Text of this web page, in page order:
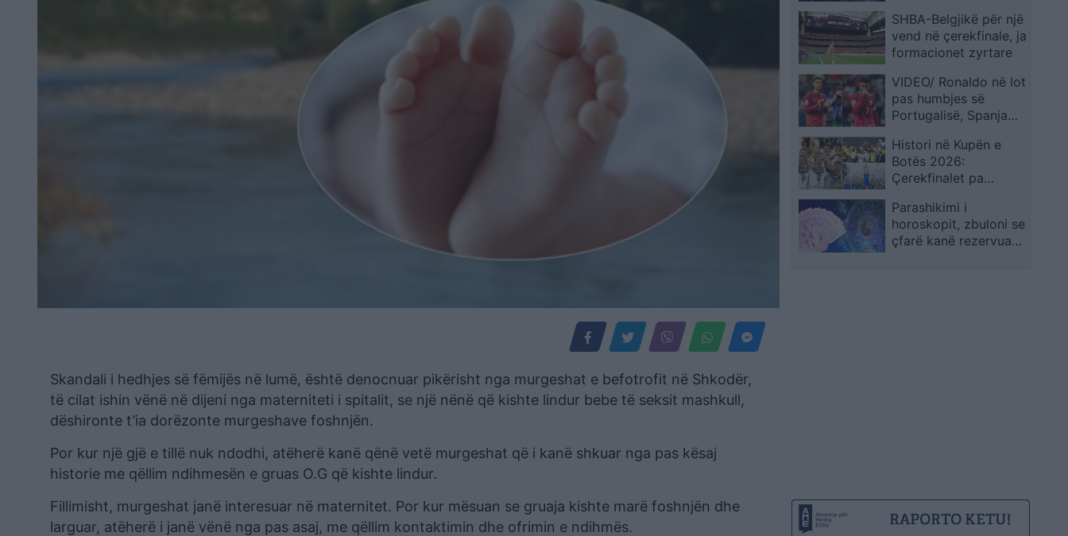
Skandali i hedhjes së fëmijës në lumë, është denocnuar pikërisht nga murgeshat e befotrofit në Shkodër,
të cilat ishin vënë në dijeni nga materniteti i spitalit, se një nënë që kishte lindur bebe të seksit mashkull,
dëshironte t’ia dorëzonte murgeshave foshnjën.
Por kur një gjë e tillë nuk ndodhi, atëherë kanë qënë vetë murgeshat që i kanë shkuar nga pas kësaj
historie me qëllim ndihmesën e gruas O.G që kishte lindur.
Fillimisht, murgeshat janë interesuar në maternitet. Por kur mësuan se gruaja kishte marë foshnjën dhe
larguar, atëherë i janë vënë nga pas asaj, me qëllim kontaktimin dhe ofrimin e ndihmës.
turpëruar
SHBA-Belgjikë për një
vend në çerekfinale, ja
formacionet zyrtare
VIDEO/ Ronaldo në lot
pas humbjes së
Portugalisë, Spanja
Histori në Kupën e
Botës 2026:
Çerekfinalet pa
dhe Italinë
Parashikimi i
horoskopit, zbuloni se
çfarë kanë rezervuar